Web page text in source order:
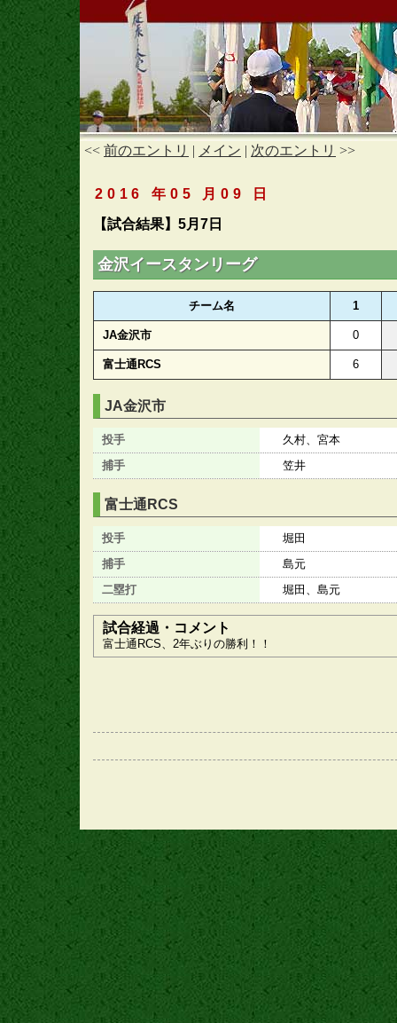
<< 前のエントリ | メイン | 次のエントリ >>
2016 年05 月09 日
【試合結果】5月7日
金沢イースタンリーグ
チーム名 1
JA金沢市 0
富士通RCS 6
JA金沢市
投手
久村、宮本
捕手
笠井
富士通RCS
投手
堀田
捕手
島元
二塁打
堀田、島元
試合経過・コメント
富士通RCS、2年ぶりの勝利！！